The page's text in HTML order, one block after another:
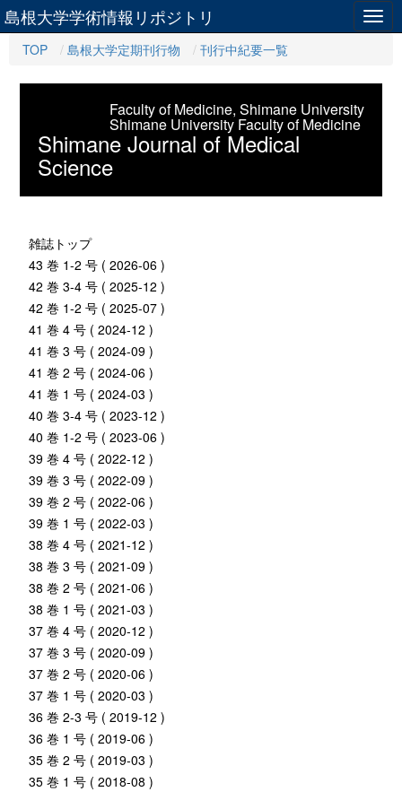
島根大学学術情報リポジトリ
TOP 島根大学定期刊行物 刊行中紀要一覧
Faculty of Medicine, Shimane University
Shimane University Faculty of Medicine
Shimane Journal of Medical
Science
雑誌トップ
43 巻 1-2 号 ( 2026-06 )
42 巻 3-4 号 ( 2025-12 )
42 巻 1-2 号 ( 2025-07 )
41 巻 4 号 ( 2024-12 )
41 巻 3 号 ( 2024-09 )
41 巻 2 号 ( 2024-06 )
41 巻 1 号 ( 2024-03 )
40 巻 3-4 号 ( 2023-12 )
40 巻 1-2 号 ( 2023-06 )
39 巻 4 号 ( 2022-12 )
39 巻 3 号 ( 2022-09 )
39 巻 2 号 ( 2022-06 )
39 巻 1 号 ( 2022-03 )
38 巻 4 号 ( 2021-12 )
38 巻 3 号 ( 2021-09 )
38 巻 2 号 ( 2021-06 )
38 巻 1 号 ( 2021-03 )
37 巻 4 号 ( 2020-12 )
37 巻 3 号 ( 2020-09 )
37 巻 2 号 ( 2020-06 )
37 巻 1 号 ( 2020-03 )
36 巻 2-3 号 ( 2019-12 )
36 巻 1 号 ( 2019-06 )
35 巻 2 号 ( 2019-03 )
35 巻 1 号 ( 2018-08 )